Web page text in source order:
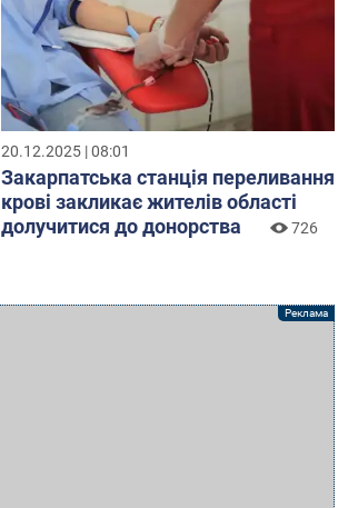
20.12.2025 | 08:01
Закарпатська станція переливання
крові закликає жителів області
долучитися до донорства
726